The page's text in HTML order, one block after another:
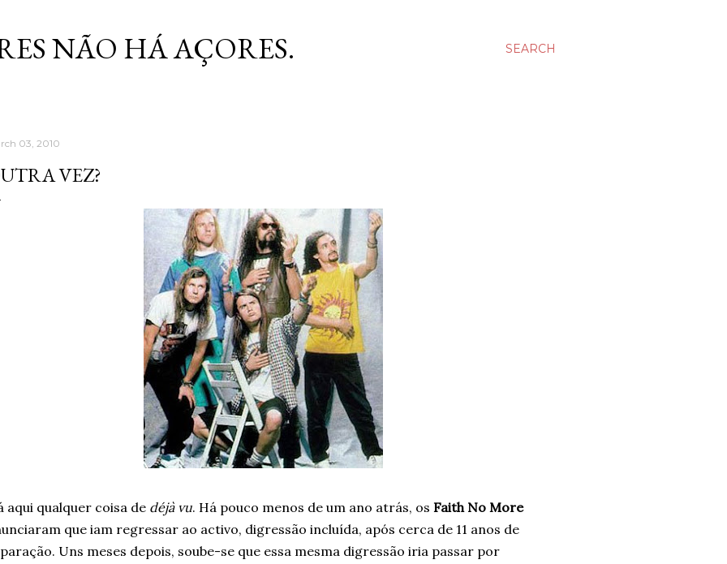
SEARCH
NÃO HÁ AÇORES.
03, 2010
VEZ?
aqui qualquer coisa de déjà vu. Há pouco menos de um ano atrás, os Faith No More
que iam regressar ao activo, digressão incluída, após cerca de 11 anos de
Uns meses depois, soube-se que essa mesma digressão iria passar por